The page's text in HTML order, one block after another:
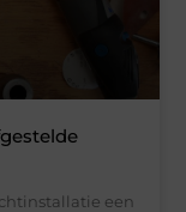
een